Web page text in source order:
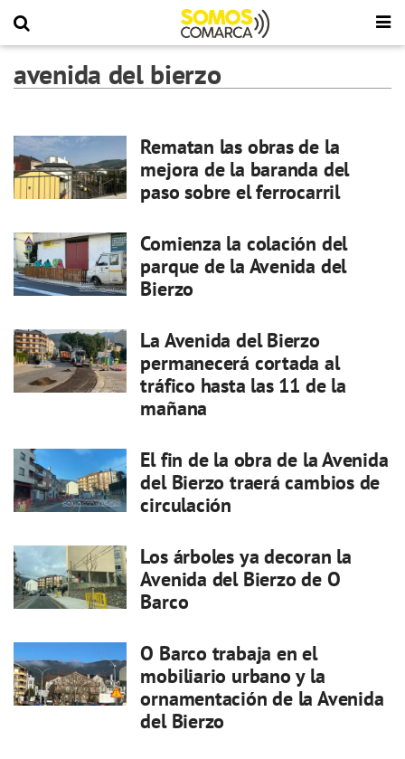
avenida del bierzo
Rematan las obras de la
mejora de la baranda del
paso sobre el ferrocarril
Comienza la colación del
parque de la Avenida del
Bierzo
La Avenida del Bierzo
permanecerá cortada al
tráfico hasta las 11 de la
mañana
El fin de la obra de la Avenida
del Bierzo traerá cambios de
circulación
Los árboles ya decoran la
Avenida del Bierzo de O
Barco
O Barco trabaja en el
mobiliario urbano y la
ornamentación de la Avenida
del Bierzo